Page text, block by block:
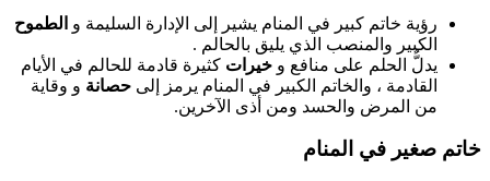
رؤية خاتم كبير في المنام يشير إلى الإدارة السليمة و الطموح
الكبير والمنصب الذي يليق بالحالم .
يدلُّ الحلم على منافع و خيرات كثيرة قادمة للحالم في الأيام
القادمة ، والخاتم الكبير في المنام يرمز إلى حصانة و وقاية
من المرض والحسد ومن أذى الآخرين.
خاتم صغير في المنام